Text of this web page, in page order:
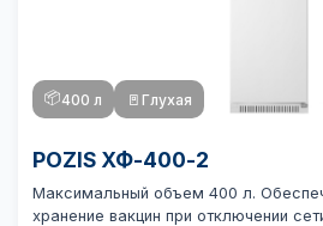
📦400 л 🚪 Глухая
POZIS ХФ-400-2
Максимальный объем 400 л.
хранение вакцин при отключении